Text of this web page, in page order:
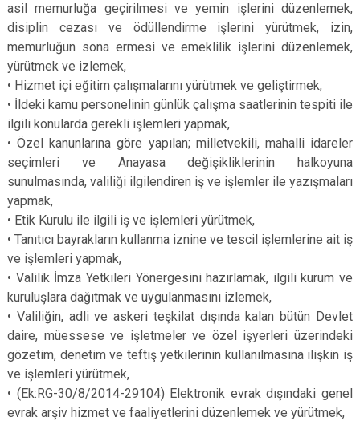
asil memurluğa geçirilmesi ve yemin işlerini düzenlemek,
disiplin cezası ve ödüllendirme işlerini yürütmek, izin,
memurluğun sona ermesi ve emeklilik işlerini düzenlemek,
yürütmek ve izlemek,
• Hizmet içi eğitim çalışmalarını yürütmek ve geliştirmek,
• İldeki kamu personelinin günlük çalışma saatlerinin tespiti ile
ilgili konularda gerekli işlemleri yapmak,
• Özel kanunlarına göre yapılan; milletvekili, mahalli idareler
seçimleri ve Anayasa değişikliklerinin halkoyuna
sunulmasında, valiliği ilgilendiren iş ve işlemler ile yazışmaları
yapmak,
• Etik Kurulu ile ilgili iş ve işlemleri yürütmek,
• Tanıtıcı bayrakların kullanma iznine ve tescil işlemlerine ait iş
ve işlemleri yapmak,
• Valilik İmza Yetkileri Yönergesini hazırlamak, ilgili kurum ve
kuruluşlara dağıtmak ve uygulanmasını izlemek,
• Valiliğin, adli ve askeri teşkilat dışında kalan bütün Devlet
daire, müessese ve işletmeler ve özel işyerleri üzerindeki
gözetim, denetim ve teftiş yetkilerinin kullanılmasına ilişkin iş
ve işlemleri yürütmek,
• (Ek:RG-30/8/2014-29104) Elektronik evrak dışındaki genel
evrak arşiv hizmet ve faaliyetlerini düzenlemek ve yürütmek,